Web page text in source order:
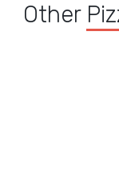
Other